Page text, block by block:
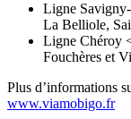
Ligne
La Belliole,
Ligne Chéroy
Fouchères et
Plus d’informations
www.viamobigo.fr